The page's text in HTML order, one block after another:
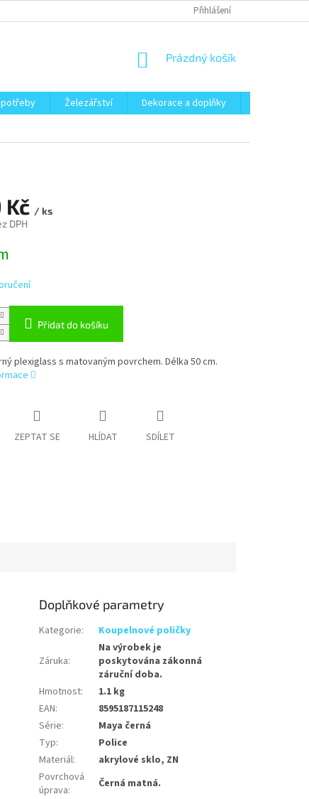
Přihlášení
NÁKUPNÍ
Prázdný košík
potřeby Železářství Dekorace a doplňky
Kč / ks
DPH
Přidat do košíku
plexiglass s matovaným povrchem. Délka 50 cm.
ZEPTAT SE HLÍDAT SDÍLET
Doplňkové parametry
Kategorie: Koupelnové poličky
Záruka:
Na výrobek je
poskytována zákonná
záruční doba.
Hmotnost:
1.1 kg
EAN:
8595187115248
Série:
Maya černá
Typ:
Police
Materiál:
akrylové sklo, ZN
Povrchová
úprava: Černá matná.